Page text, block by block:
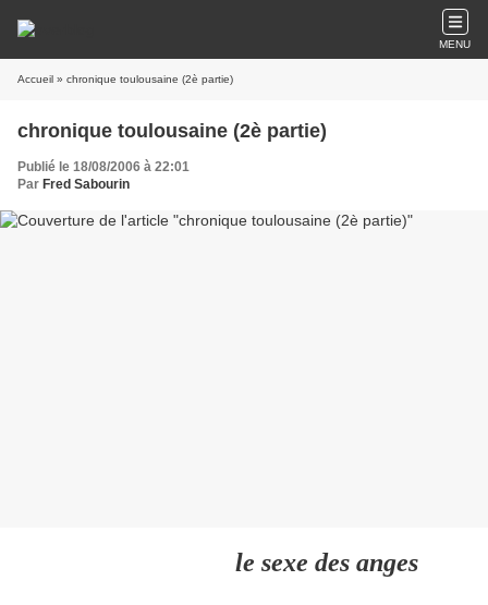
MENU
Accueil » chronique toulousaine (2è partie)
chronique toulousaine (2è partie)
Publié le 18/08/2006 à 22:01
Par Fred Sabourin
le sexe des anges